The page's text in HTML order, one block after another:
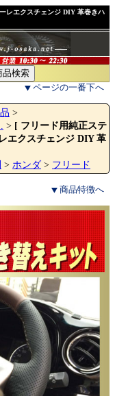
レエクスチェンジ DIY 革巻きハ
ページの一番下へ
>
> [ フリード用純正ステ
エクスチェンジ DIY 革
> ホンダ > フリード
商品特徴へ